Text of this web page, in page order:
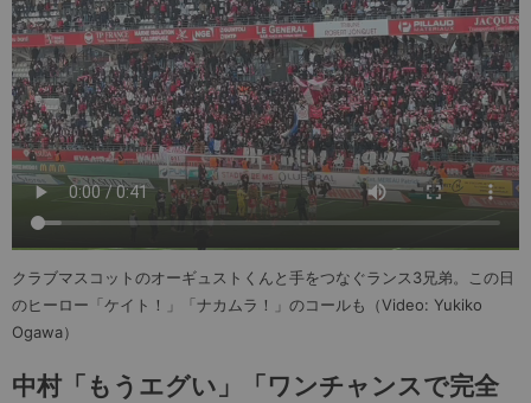
クラブマスコットのオーギュストくんと手をつなぐランス3兄弟。この日
のヒーロー「ケイト！」「ナカムラ！」のコールも（Video: Yukiko
Ogawa）
中村「もうエグい」「ワンチャンスで完全